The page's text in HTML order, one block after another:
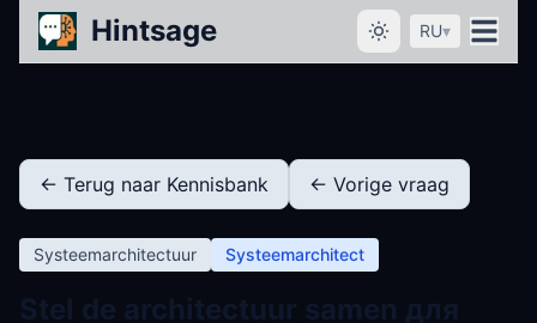
Hintsage RU▾
← Terug naar Kennisbank ← Vorige vraag
Systeemarchitectuur Systeemarchitect
Stel de architectuur samen для